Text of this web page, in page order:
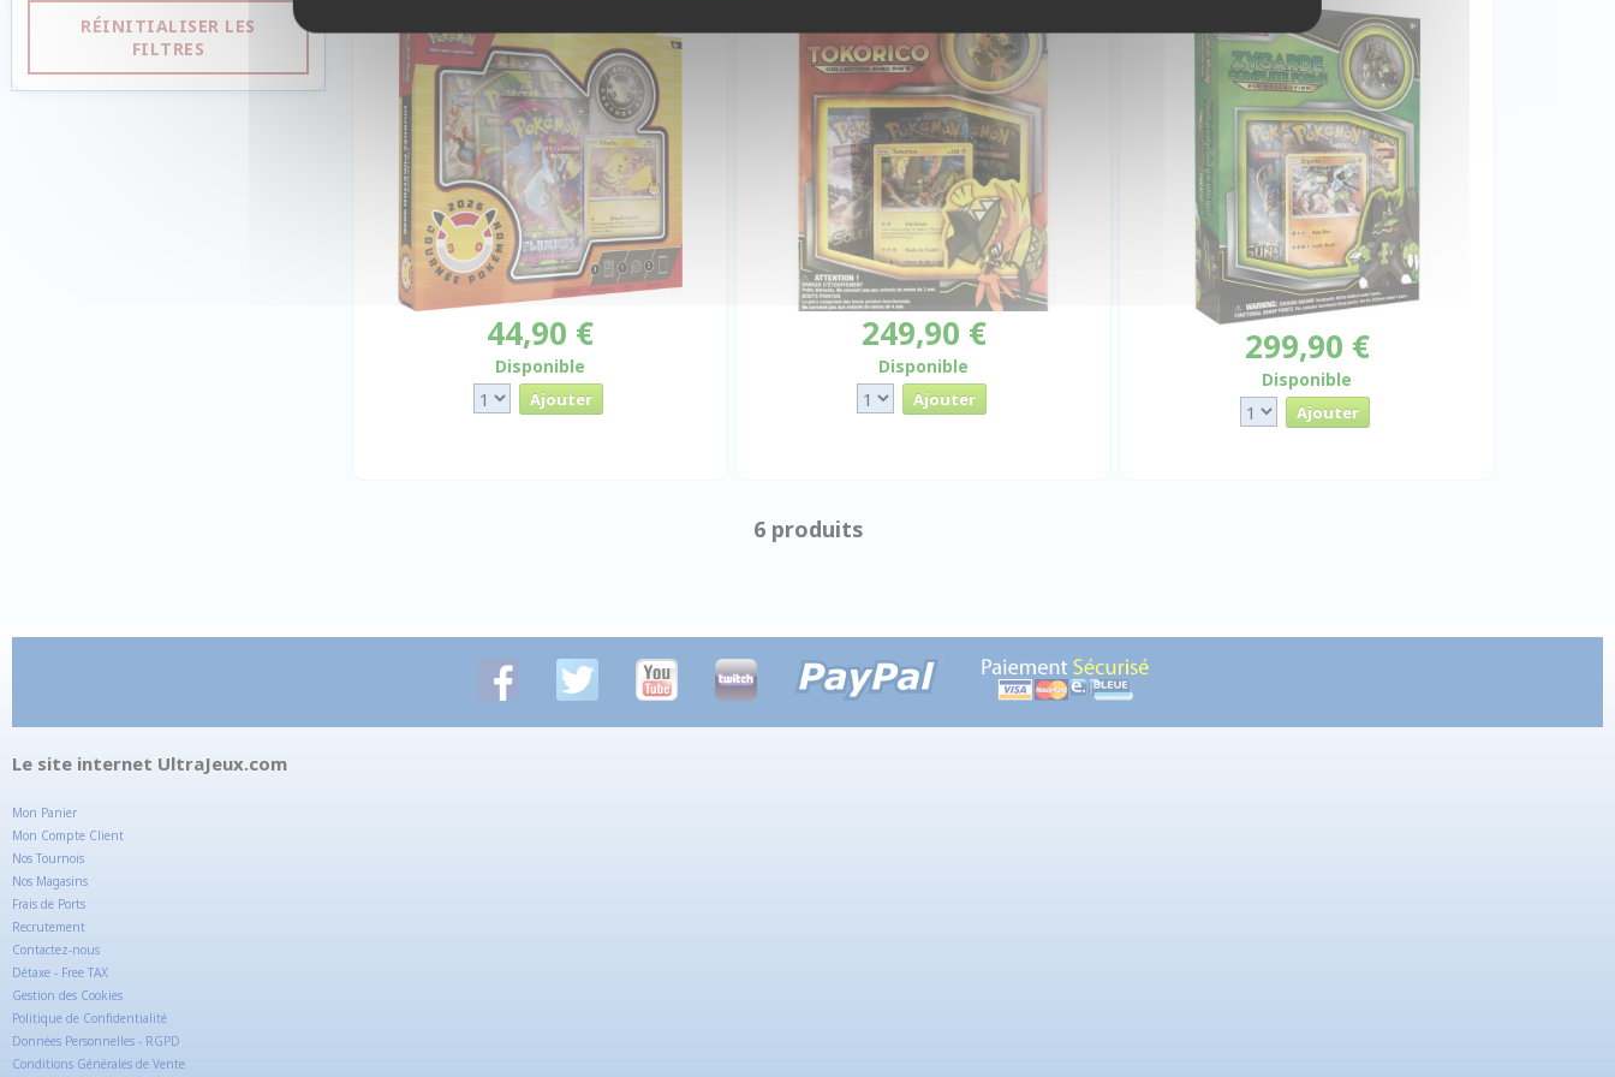
RÉINITIALISER LES
FILTRES
44,90 €
Disponible
249,90 €
Disponible 299,90 €
Disponible
6 produits
Le site internet UltraJeux.com
Mon Panier
Mon Compte Client
Nos Tournois
Nos Magasins
Frais de Ports
Recrutement
Contactez-nous
Détaxe - Free TAX
Gestion des Cookies
Politique de Confidentialité
Données Personnelles - RGPD
Conditions Générales de Vente